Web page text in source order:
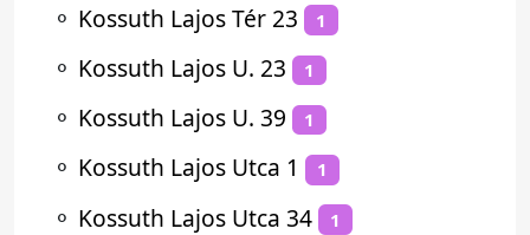
⚬ Kossuth Lajos Tér 23 1
⚬ Kossuth Lajos U. 23 1
⚬ Kossuth Lajos U. 39 1
⚬ Kossuth Lajos Utca 1 1
⚬ Kossuth Lajos Utca 34 1